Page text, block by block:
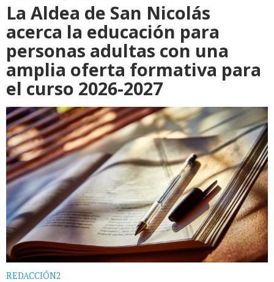
La Aldea de San Nicolás
acerca la educación para
personas adultas con una
amplia oferta formativa para
el curso 2026-2027
REDACCIÓN2